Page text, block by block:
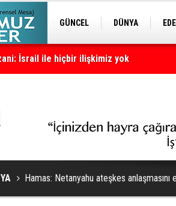
GÜNCEL DÜNYA
İsrail ile hiçbir ilişkimiz yok
Türkiye süreci tamamlanırsa Türkiye
Hamas: Netanyahu ateşkes anlaşmasını